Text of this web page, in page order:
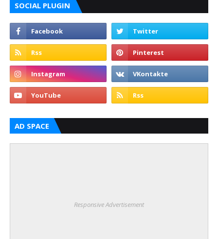
SOCIAL PLUGIN
AD SPACE
Responsive Advertisement